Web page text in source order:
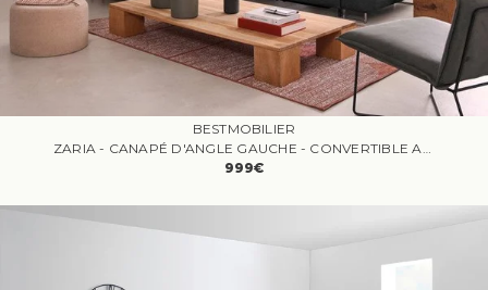
BESTMOBILIER
ZARIA - CANAPÉ D'ANGLE GAUCHE - CONVERTIBLE AVEC COFFRE ET TÊTIÈRES RÉGLABLES - 5 PLACES - EN VELOURS CÔTELÉ
999€